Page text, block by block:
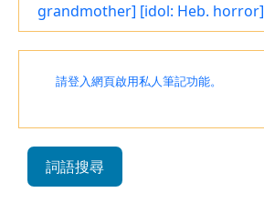
grandmother] [idol: Heb. horror]
請登入網頁啟用私人筆記功能。
詞語搜尋